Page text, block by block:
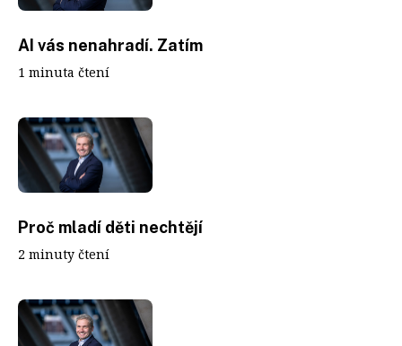
AI vás nenahradí. Zatím
1 minuta čtení
Proč mladí děti nechtějí
2 minuty čtení